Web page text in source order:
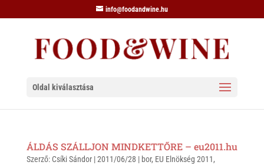
info@foodandwine.hu
Oldal kiválasztása
ÁLDÁS SZÁLLJON MINDKETTŐRE – eu2011.hu
Szerző: Csíki Sándor|2011/06/28 | bor, EU Elnökség 2011,